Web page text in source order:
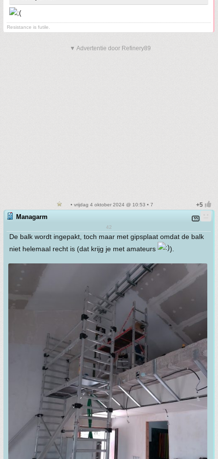
Resistance is futile.
▼ Advertentie door Refinery89
• vrijdag 4 oktober 2024 @ 10:53 • 7
Managarm
42
De balk wordt ingepakt, toch maar met gipsplaat omdat de balk
niet helemaal recht is (dat krijg je met amateurs
).